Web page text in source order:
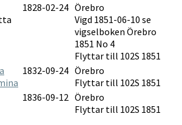
1828-02-24 Örebro
Vigd 1851-06-10 se
vigselboken Örebro
1851 No 4
Flyttar till 102S 1851
1832-09-24 Örebro
Flyttar till 102S 1851
1836-09-12 Örebro
Flyttar till 102S 1851